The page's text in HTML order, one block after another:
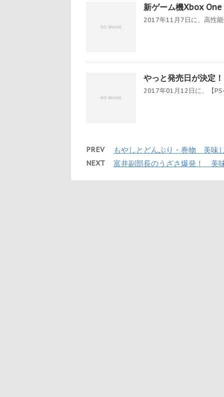
新ゲーム機Xbox
2017年11月7日に、高性
やっと発売日が決定
2017年01月12日に、【
PREV もやしとどんぶり・巻物 美味
NEXT 富井副部長のうざさ爆発！ 美